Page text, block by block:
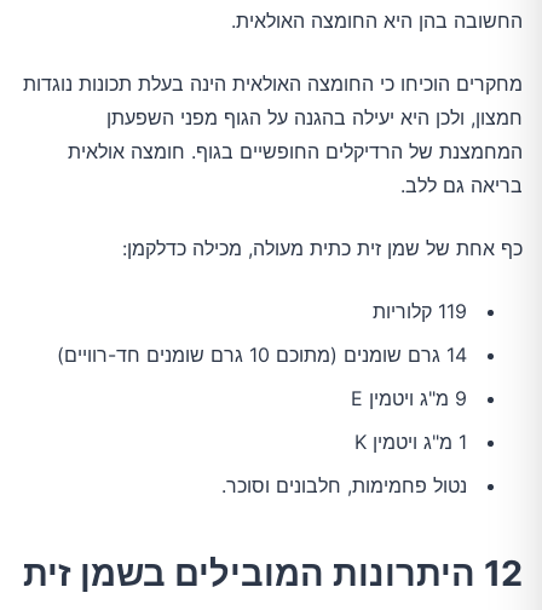
החשובה בהן היא החומצה האולאית.
מחקרים הוכיחו כי החומצה האולאית הינה בעלת תכונות נוגדות
חמצון, ולכן היא יעילה בהגנה על הגוף מפני השפעתן
המחמצנת של הרדיקלים החופשיים בגוף. חומצה אולאית
בריאה גם ללב.
כף אחת של שמן זית כתית מעולה, מכילה כדלקמן:
119 קלוריות
14 גרם שומנים (מתוכם 10 גרם שומנים חד-רוויים)
9 מ"ג ויטמין E
1 מ"ג ויטמין K
נטול פחמימות, חלבונים וסוכר.
12 היתרונות המובילים בשמן זית